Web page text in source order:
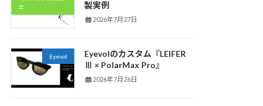
士
製実例
2026年7月27日
Eyevol
Eyevolのカスタム『LEIFER
Ⅲ × PolarMax Pro』
2026年7月26日